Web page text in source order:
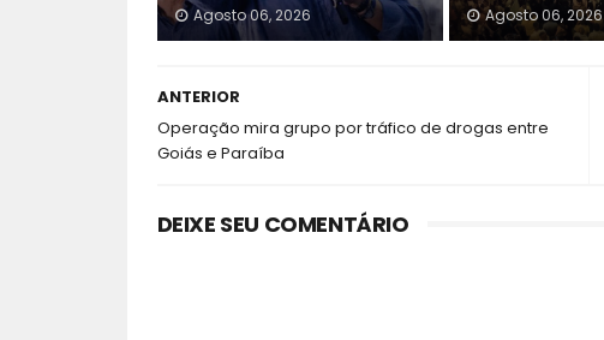
Agosto 06, 2026 Agosto 06, 2026
ANTERIOR
Operação mira grupo por tráfico de drogas entre
Goiás e Paraíba
DEIXE SEU COMENTÁRIO